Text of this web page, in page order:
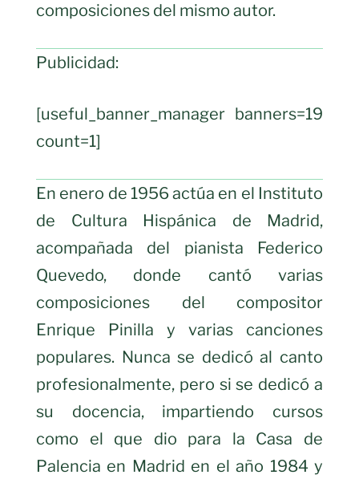
composiciones del mismo autor.
Publicidad:
[useful_banner_manager banners=19
count=1]
En enero de 1956 actúa en el Instituto
de Cultura Hispánica de Madrid,
acompañada del pianista Federico
Quevedo, donde cantó varias
composiciones del compositor
Enrique Pinilla y varias canciones
populares. Nunca se dedicó al canto
profesionalmente, pero si se dedicó a
su docencia, impartiendo cursos
como el que dio para la Casa de
Palencia en Madrid en el año 1984 y